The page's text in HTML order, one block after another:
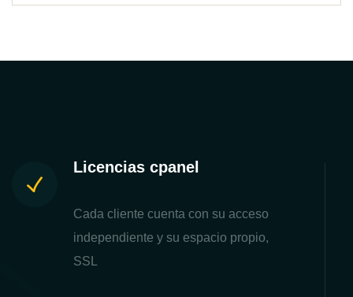
Licencias cpanel
Cada cliente cuenta con su acceso
independiente y su espacio propio,
SSL